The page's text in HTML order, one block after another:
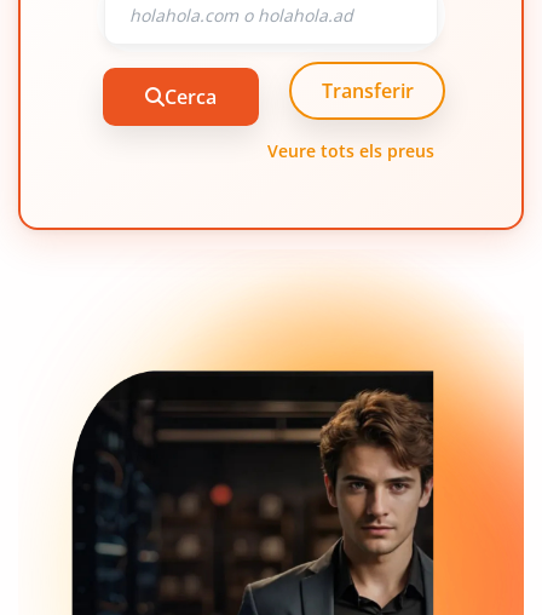
Cerca Transferir
Veure tots els preus